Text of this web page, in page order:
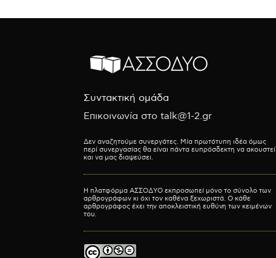
Συντακτική ομάδα
Επικοινωνία στο talk@1-2.gr
Δεν αναζητούμε συνεργάτες. Μία πρωτότυπη ιδέα όμως
περί συνεργασίας θα είναι πάντα ευπρόσδεκτη να ακουστεί
και να μας διαψεύσει.
Η πλατφόρμα ΑΣΣΟΔΥΟ εκπροσωπεί μόνο το σύνολο των
αρθρογράφων κι όχι τον καθένα ξεχωριστά. Ο κάθε
αρθρογράφος έχει την αποκλειστική ευθύνη των κειμένων
του.